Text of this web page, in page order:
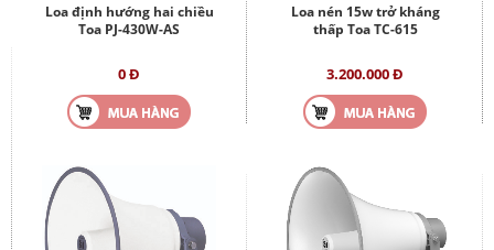
Loa định hướng hai chiều
Toa PJ-430W-AS
0 Đ
Loa nén 15w trở kháng
thấp Toa TC-615
3.200.000 Đ